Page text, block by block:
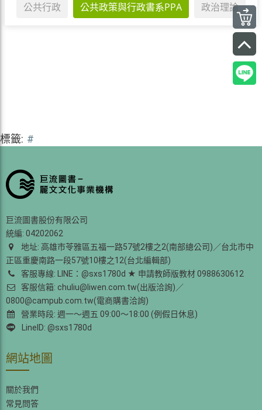
公共行政 公共政策與行政書系PPA 政治理論
標籤: #
巨流圖書股份有限公司
統編: 04202062
地址: 高雄市苓雅區五福一路57號2樓之2(南部總公司)／台北市中
正區重慶南路一段57號10樓之12(台北編輯部)
客服專線: LINE：@sxs1780d ★ 申請教師版教材 0988630612
客服信箱: chuliu@liwen.com.tw(出版洽詢)／
0800@campub.com.tw(電商購書洽詢)
營業時段: 週一～週五 09:00～18:00 (例假日休息)
LineID: @sxs1780d
網站地圖
關於我們
常見問答